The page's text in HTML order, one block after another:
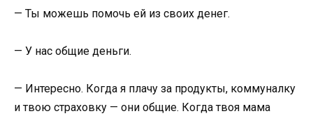
— Ты можешь помочь ей из своих денег.
— У нас общие деньги.
— Интересно. Когда я плачу за продукты, коммуналку
и твою страховку — они общие. Когда твоя мама